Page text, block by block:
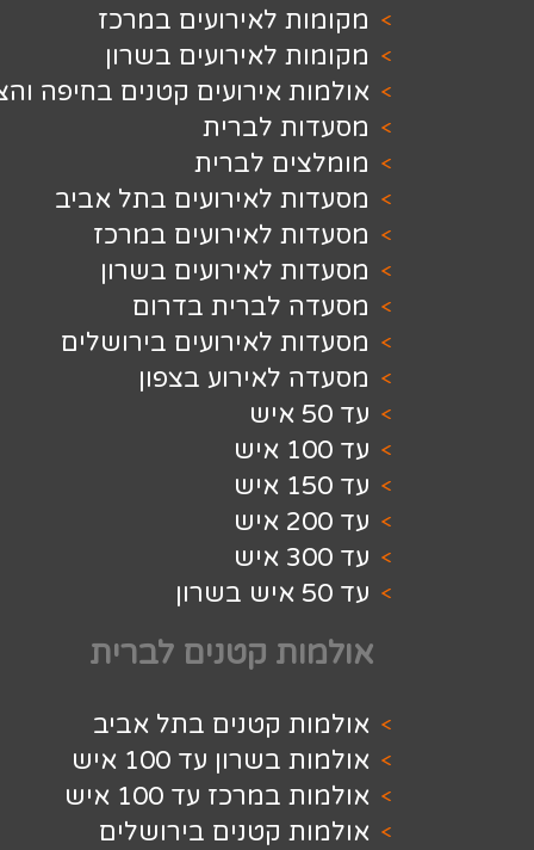
לאירועים במרכז
לאירועים בשרון
אירועים קטנים בחיפה והצפון
לאירועים בתל אביב
לאירועים במרכז
לאירועים בשרון
לברית בדרום
לאירועים בירושלים
בצפון
קטנים לברית
קטנים בתל אביב
קטנים בירושלים